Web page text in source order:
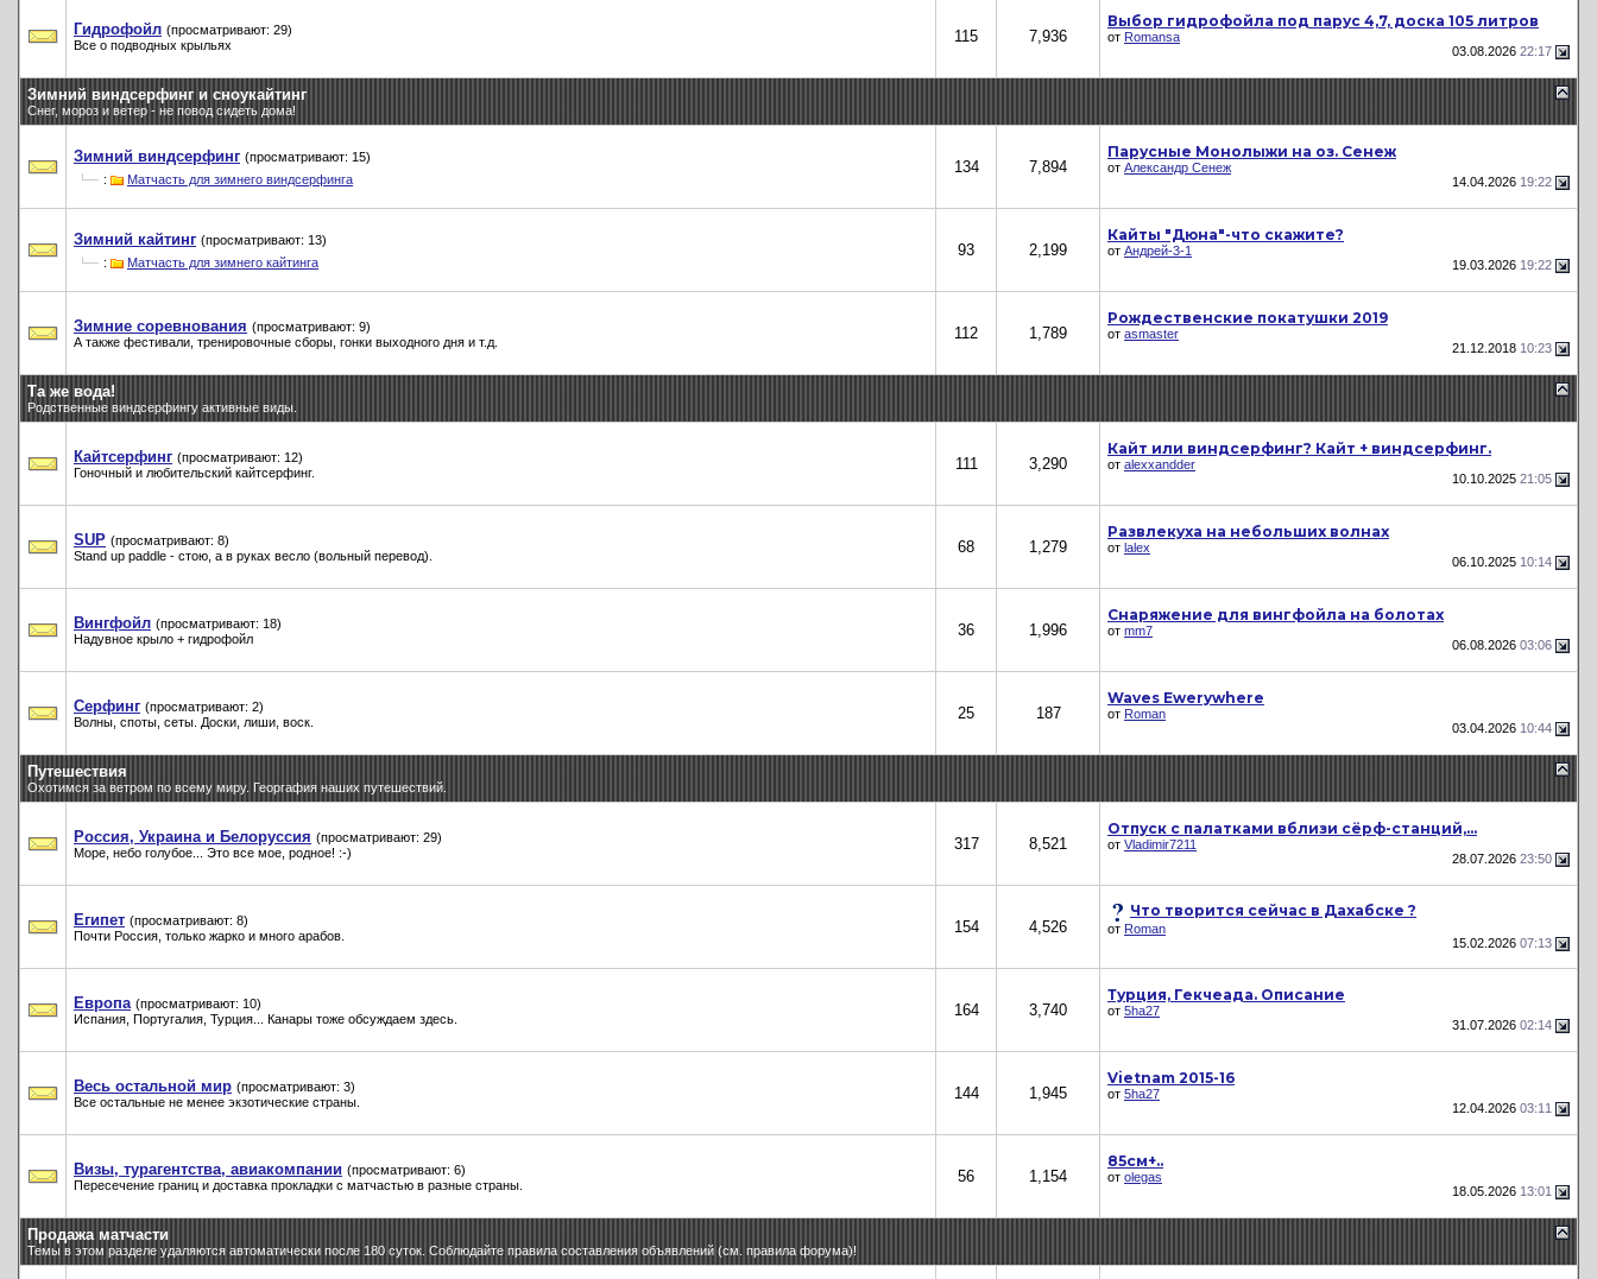
Гидрофойл (просматривают: 29)
Все о подводных крыльях
115 7,936
Выбор гидрофойла под парус 4,7, доска 105 литров
от Romansa
03.08.2026 22:17
Зимний виндсерфинг и сноукайтинг
Снег, мороз и ветер - не повод сидеть дома!
Зимний виндсерфинг (просматривают: 15)
:
Матчасть для зимнего виндсерфинга
134 7,894
Парусные Монолыжи на оз. Сенеж
от Александр Сенеж
14.04.2026 19:22
Зимний кайтинг (просматривают: 13)
:
Матчасть для зимнего кайтинга
93 2,199
Кайты "Дюна"-что скажите?
от Андрей-3-1
19.03.2026 19:22
Зимние соревнования (просматривают: 9)
А также фестивали, тренировочные сборы, гонки выходного дня и т.д.
112 1,789
Рождественские покатушки 2019
от asmaster
21.12.2018 10:23
Та же вода!
Родственные виндсерфингу активные виды.
Кайтсерфинг (просматривают: 12)
Гоночный и любительский кайтсерфинг.
111 3,290
Кайт или виндсерфинг? Кайт + виндсерфинг.
от alexxandder
10.10.2025 21:05
SUP (просматривают: 8)
Stand up paddle - стою, а в руках весло (вольный перевод).
68 1,279
Развлекуха на небольших волнах
от lalex
06.10.2025 10:14
Вингфойл (просматривают: 18)
Надувное крыло + гидрофойл
36 1,996
Снаряжение для вингфойла на болотах
от mm7
06.08.2026 03:06
Серфинг (просматривают: 2)
Волны, споты, сеты. Доски, лиши, воск.
25 187
Waves Ewerywhere
от Roman
03.04.2026 10:44
Путешествия
Охотимся за ветром по всему миру. Георгафия наших путешествий.
Россия, Украина и Белоруссия (просматривают: 29)
Море, небо голубое... Это все мое, родное! :-)
317 8,521
Отпуск с палатками вблизи сёрф-станций,...
от Vladimir7211
28.07.2026 23:50
Египет (просматривают: 8)
Почти Россия, только жарко и много арабов.
154 4,526
Что творится сейчас в Дахабске ?
от Roman
15.02.2026 07:13
Европа (просматривают: 10)
Испания, Португалия, Турция... Канары тоже обсуждаем здесь.
164 3,740
Турция, Гекчеада. Описание
от 5ha27
31.07.2026 02:14
Весь остальной мир (просматривают: 3)
Все остальные не менее экзотические страны.
144 1,945
Vietnam 2015-16
от 5ha27
12.04.2026 03:11
Визы, турагентства, авиакомпании (просматривают: 6)
Пересечение границ и доставка прокладки с матчастью в разные страны.
56 1,154
85см+..
от olegas
18.05.2026 13:01
Продажа матчасти
Темы в этом разделе удаляются автоматически после 180 суток. Соблюдайте правила составления объявлений (см. правила форума)!